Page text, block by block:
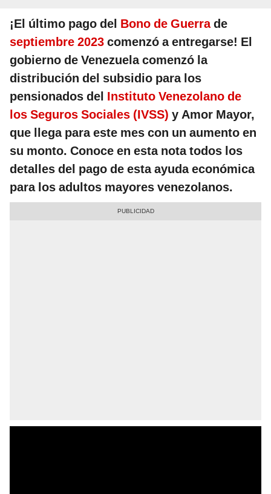
¡El último pago del Bono de Guerrade
septiembre 2023 comenzó a entregarse! El
gobierno de Venezuela comenzó la
distribución del subsidio para los
pensionados del Instituto Venezolano de
los Seguros Sociales (IVSS) y Amor Mayor,
que llega para este mes con un aumento en
su monto. Conoce en esta nota todos los
detalles del pago de esta ayuda económica
para los adultos mayores venezolanos.